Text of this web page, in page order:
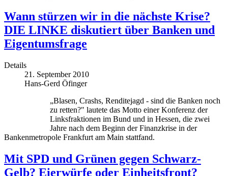
Wann stürzen wir in die nächste Krise?
DIE LINKE diskutiert über Banken und
Eigentumsfrage
Details
21. September 2010
Hans-Gerd Öfinger
„Blasen, Crashs, Renditejagd - sind die Banken noch
zu retten?" lautete das Motto einer Konferenz der
Linksfraktionen im Bund und in Hessen, die zwei
Jahre nach dem Beginn der Finanzkrise in der
Bankenmetropole Frankfurt am Main stattfand.
Mit SPD und Grünen gegen Schwarz-
Gelb? Eierwürfe oder Einheitsfront?